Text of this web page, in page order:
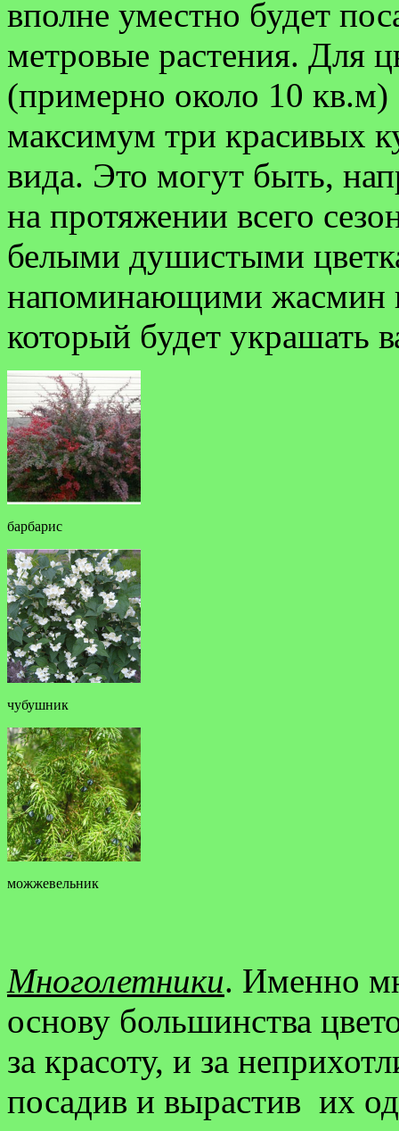
вполне уместно будет
метровые растения. Для
(примерно около 10
максимум три красивых
вида. Это могут быть,
на протяжении всего
белыми душистыми
напоминающими жасмин
который будет украшать
барбарис
чубушник
можжевельник
Многолетники. Именно
основу большинства
за красоту, и за
посадив и вырастив их